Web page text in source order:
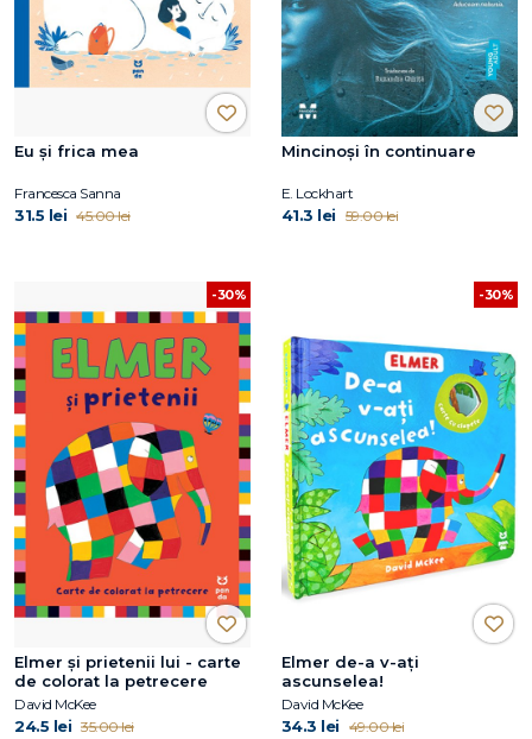
Eu și frica mea
Francesca Sanna
31.5 lei 45.00 lei
Mincinoși în continuare
E. Lockhart
41.3 lei 59.00 lei
-30%
Elmer și prietenii lui - carte
de colorat la petrecere
David McKee
24.5 lei 35.00 lei
-30%
Elmer de-a v-ați
ascunselea!
David McKee
34.3 lei 49.00 lei